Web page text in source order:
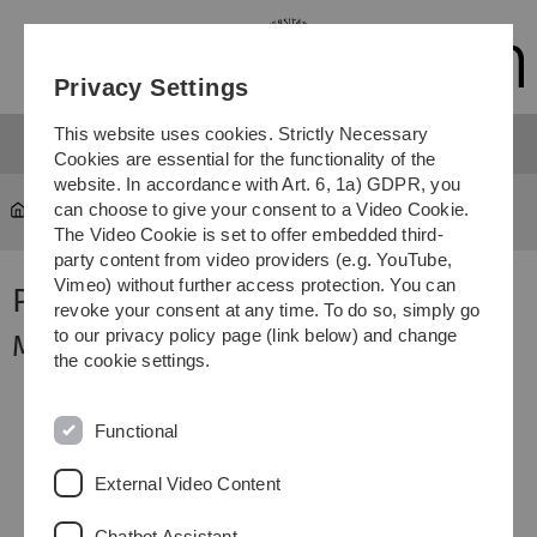
Skip
Skip
Skip
Skip
Projektleiter
Projektleiter
Modellierung und Systembiologie
FSU/FLI Jena
Leiter der AG Bioinformatik & Systembiologie
Institut für Neuroinformatik
Privacy Settings
This website uses cookies. Strictly Necessary
Cookies are essential for the functionality of the
website. In accordance with Art. 6, 1a) GDPR, you
can choose to give your consent to a Video Cookie.
The Video Cookie is set to offer embedded third-
party content from video providers (e.g. YouTube,
Vimeo) without further access protection. You can
revoke your consent at any time. To do so, simply go
to our privacy policy page (link below) and change
the cookie settings.
Functional
External Video Content